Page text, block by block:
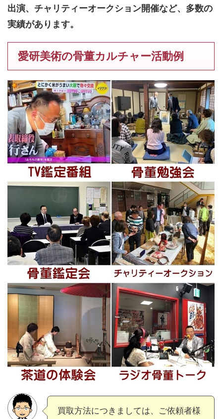
出演、チャリティーオークション開催など、多数の
実績があります。
愛研美術の骨董カルチャー活動例
買取方法につきましては、ご依頼者様